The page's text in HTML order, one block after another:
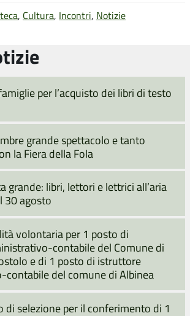
, Cultura, Incontri, Notizie
per l’acquisto dei libri di testo
grande spettacolo e tanto
la Fiera della Fola
grande: libri, lettori e lettrici all’aria
30 agosto
volontaria per 1 posto di
contabile del Comune di
e di 1 posto di istruttore
del comune di Albinea
di selezione per il conferimento di 1